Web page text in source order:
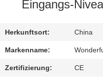
SIE
MIT
UNS
Eingangs-
Herkunftsort: China
Markenname:
Zertifizierung: CE